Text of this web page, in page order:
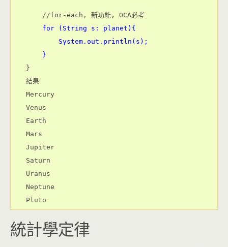
    //for-each, 新功能, OCA必考
    for (String s: planet){
        System.out.println(s);
    }
}
結果
Mercury
Venus
Earth
Mars
Jupiter
Saturn
Uranus
Neptune
Pluto
統計學定律